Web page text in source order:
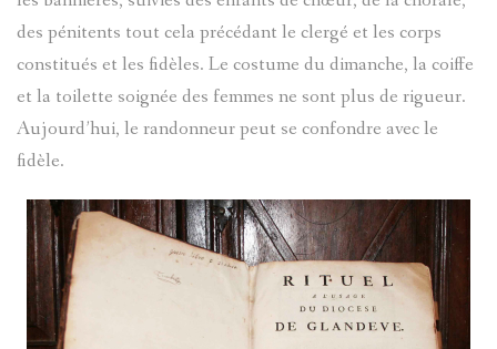
des pénitents tout cela précédant le clergé et les corps
constitués et les fidèles. Le costume du dimanche, la coiffe
et la toilette soignée des femmes ne sont plus de rigueur.
Aujourd’hui, le randonneur peut se confondre avec le
fidèle.